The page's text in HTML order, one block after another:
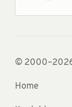
©
Home